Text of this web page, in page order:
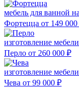
мебель для ванной
Фортецца от 149 000
изготовление
Перло от 260 000 ₽
изготовление
Чева от 99 000 ₽